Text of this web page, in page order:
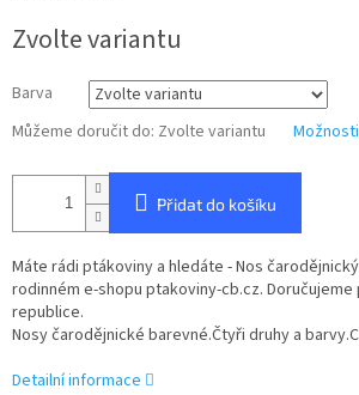
cena:
Zvolte variantu
Barva
Můžeme doručit do: Zvolte variantu
Přidat do košíku
Máte rádi ptákoviny a hledáte - Nos
rodinném e-shopu ptakoviny-cb.cz. Doručujeme
republice.
Nosy čarodějnické barevné.Čtyři druhy a
Detailní informace